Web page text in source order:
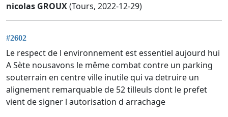
nicolas GROUX(Tours, 2022-12-29)
#2602
Le respect de l environnement est essentiel aujourd hui
A Sète nousavons le même combat contre un parking
souterrain en centre ville inutile qui va detruire un
alignement remarquable de 52 tilleuls dont le prefet
vient de signer l autorisation d arrachage